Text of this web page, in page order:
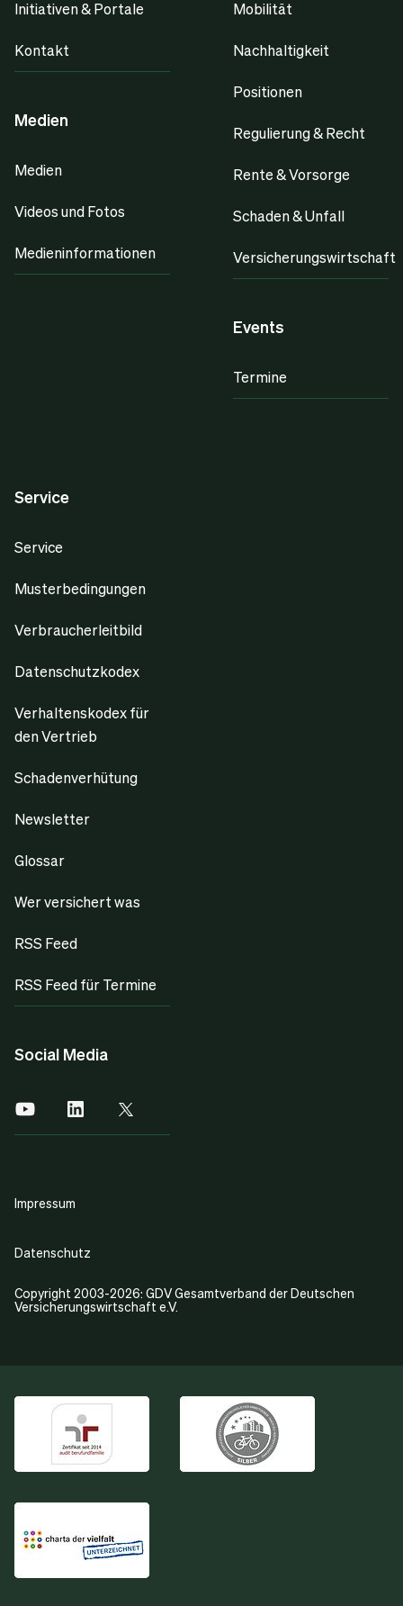
Initiativen & Portale
Kontakt
Medien
Medien
Videos und Fotos
Medieninformationen
Mobilität
Nachhaltigkeit
Positionen
Regulierung & Recht
Rente & Vorsorge
Schaden & Unfall
Versicherungswirtschaft
Events
Termine
Service
Service
Musterbedingungen
Verbraucherleitbild
Datenschutzkodex
Verhaltenskodex für
den Vertrieb
Schadenverhütung
Newsletter
Glossar
Wer versichert was
RSS Feed
RSS Feed für Termine
Social Media
Copyright 2003-2026: GDV Gesamtverband der Deutschen
Versicherungswirtschaft e.V.
Impressum
Datenschutz